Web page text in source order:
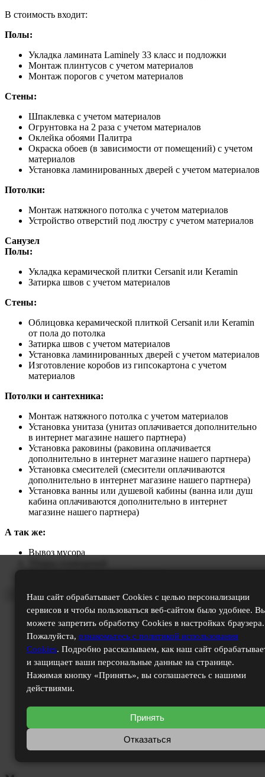
В стоимость входит:
Полы:
Укладка ламината Laminely 33 класс и подложки
Монтаж плинтусов с учетом материалов
Монтаж порогов с учетом материалов
Стены:
Шпаклевка с учетом материалов
Огрунтовка на 2 раза с учетом материалов
Оклейка обоями Палитра
Окраска обоев (в зависимости от помещений) с учетом
материалов
Установка ламинированных дверей с учетом материалов
Потолки:
Монтаж натяжного потолка с учетом материалов
Устройство отверстий под люстру с учетом материалов
Санузел
Полы:
Укладка керамической плитки Cersanit или Keramin
Затирка швов с учетом материалов
Стены:
Облицовка керамической плиткой Cersanit или Keramin
от пола до потолка
Затирка швов с учетом материалов
Установка ламинированных дверей с учетом материалов
Изготовление коробов из гипсокартона с учетом
материалов
Потолки и сантехника:
Монтаж натяжного потолка с учетом материалов
Установка унитаза (унитаз оплачивается дополнительно
в интернет магазине нашего партнера)
Установка раковины (раковина оплачивается
дополнительно в интернет магазине нашего партнера)
Установка смесителей (смесители оплачиваются
дополнительно в интернет магазине нашего партнера)
Установка ванны или душевой кабины (ванна или душ
кабина оплачиваются дополнительно в интернет
магазине нашего партнера)
А так же:
Вывоз мусора
Наш сайт обрабатывает Cookies с целью персонализации
сервисов и чтобы пользоваться веб-сайтом было удобнее.
можете запретить обработку Cookies в настройках браузера.
Пожалуйста, ознакомьтесь с политикой использования
Cookies. Подробно рассказываем, как наш сайт
и защищает ваши персональные данные на странице.
Нажимая кнопку «Принять», вы соглашаетесь с нашими
действиями.
Принять
Отказаться